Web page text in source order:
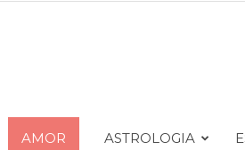
AMOR ASTROLOGIA